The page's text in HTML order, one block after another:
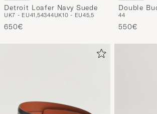
Detroit Loafer Navy Suede
UK7 - EU41,54344UK10 - EU45,5
650€
Double
Dark
44
550€